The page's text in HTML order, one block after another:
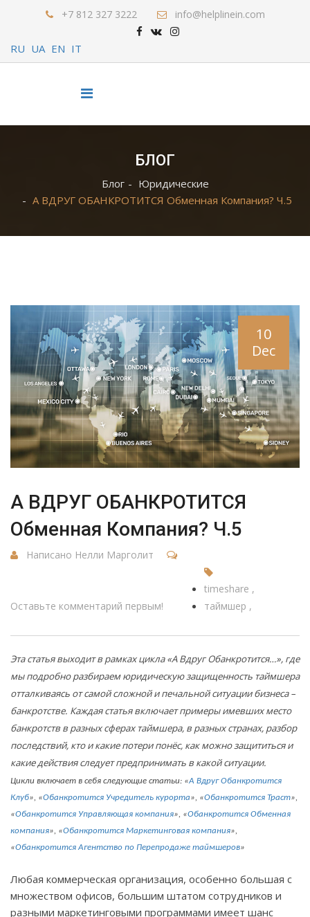
+7 812 327 3222 info@helplinein.com
RU UA EN IT
БЛОГ
Блог
Юридические
А ВДРУГ ОБАНКРОТИТСЯ Обменная Компания? Ч.5
10
Dec
А ВДРУГ ОБАНКРОТИТСЯ
Обменная Компания? Ч.5
Написано Нелли Марголит
Оставьте комментарий первым!
timeshare
таймшер
Эта статья выходит в рамках цикла «А Вдруг Обанкротится…», где
мы подробно разбираем юридическую защищенность таймшера
отталкиваясь от самой сложной и печальной ситуации бизнеса –
банкротстве. Каждая статья включает примеры имевших место
банкротств в разных сферах таймшера, в разных странах, разбор
последствий, кто и какие потери понёс, как можно защититься и
какие действия следует предпринимать в какой ситуации.
Цикли включает в себя следующие статьи: «А Вдруг Обанкротится
Клуб», «Обанкротится Учредитель курорта», «Обанкротится Траст»,
«Обанкротится Управляющая компания», «Обанкротится Обменная
компания», «Обанкротится Маркетинговая компания»,
«Обанкротится Агентство по Перепродаже таймшеров»
Любая коммерческая организация, особенно большая с
множеством офисов, большим штатом сотрудников и
разными маркетинговыми программами имеет шанс